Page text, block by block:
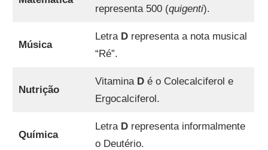
representa 500 (quigenti).
Música
Letra Drepresenta a nota musical
“Ré”.
Nutrição
Vitamina Dé o Colecalciferol e
Ergocalciferol.
Química
Letra Drepresenta informalmente
o Deutério.